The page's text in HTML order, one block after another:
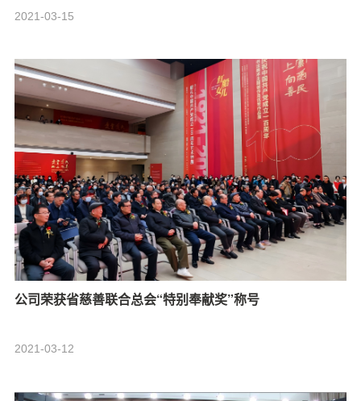
2021-03-15
公司荣获省慈善联合总会“特别奉献奖”称号
2021-03-12